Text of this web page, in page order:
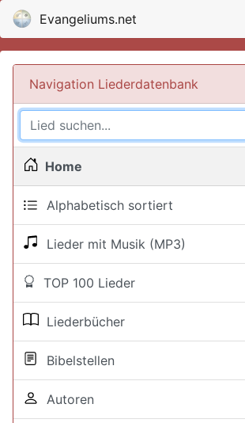
Evangeliums.net
Navigation Liederdatenbank
Home
Alphabetisch sortiert
Lieder mit Musik (MP3)
TOP 100 Lieder
Liederbücher
Bibelstellen
Autoren